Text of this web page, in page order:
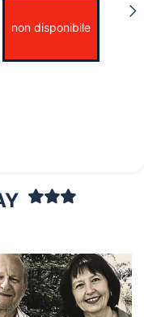
non disponibile